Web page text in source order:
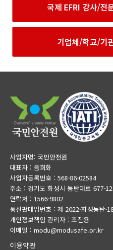
국제 EFRI 강사/전
기업체/학교/기
사업자명: 국민안전원
대표자 : 음희화
사업자등록번호 : 568-86-02584
주소 : 경기도 화성시 동탄대로 677-
연락처 : 1566-9802
통신판매업번호 : 제 2022-화성동탄-
개인정보책임 관리자 : 조진용
이메일 : modu@modusafe.or.kr
이용약관